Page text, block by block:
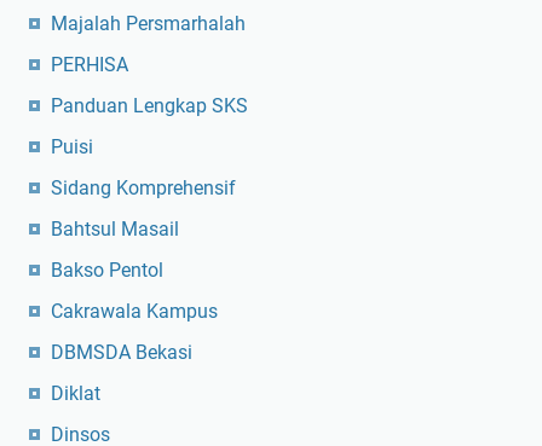
Majalah Persmarhalah
PERHISA
Panduan Lengkap SKS
Puisi
Sidang Komprehensif
Bahtsul Masail
Bakso Pentol
Cakrawala Kampus
DBMSDA Bekasi
Diklat
Dinsos